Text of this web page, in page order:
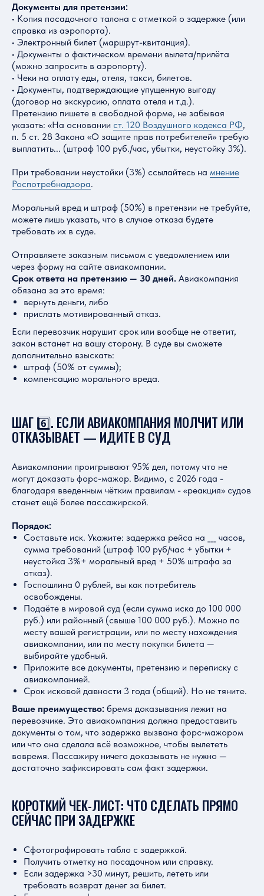
Документы для претензии:
• Копия посадочного талона с отметкой о задержке (или
справка из аэропорта).
• Электронный билет (маршрут-квитанция).
• Документы о фактическом времени вылета/прилёта
(можно запросить в аэропорту).
• Чеки на оплату еды, отеля, такси, билетов.
• Документы, подтверждающие упущенную выгоду
(договор на экскурсию, оплата отеля и т.д.).
Претензию пишете в свободной форме, не забывая
указать: «На основании ст. 120 Воздушного кодекса РФ,
п. 5 ст. 28 Закона «О защите прав потребителей» требую
выплатить... (штраф 100 руб./час, убытки, неустойку 3%).
При требовании неустойки (3%) ссылайтесь на мнение
Роспотребнадзора.
Моральный вред и штраф (50%) в претензии не требуйте,
можете лишь указать, что в случае отказа будете
требовать их в суде.
Отправляете заказным письмом с уведомлением или
через форму на сайте авиакомпании.
Срок ответа на претензию — 30 дней. Авиакомпания
обязана за это время:
вернуть деньги, либо
прислать мотивированный отказ.
Если перевозчик нарушит срок или вообще не ответит,
закон встанет на вашу сторону. В суде вы сможете
дополнительно взыскать:
штраф (50% от суммы);
компенсацию морального вреда.
ШАГ 6️⃣. ЕСЛИ АВИАКОМПАНИЯ МОЛЧИТ ИЛИ
ОТКАЗЫВАЕТ — ИДИТЕ В СУД
Авиакомпании проигрывают 95% дел, потому что не
могут доказать форс-мажор. Видимо, с 2026 года -
благодаря введенным чётким правилам - «реакция» судов
станет ещё более пассажирской.
Порядок:
Составьте иск. Укажите: задержка рейса на ___ часов,
сумма требований (штраф 100 руб/час + убытки +
неустойка 3%+ моральный вред + 50% штрафа за
отказ).
Госпошлина 0 рублей, вы как потребитель
освобождены.
Подаёте в мировой суд (если сумма иска до 100 000
руб.) или районный (свыше 100 000 руб.). Можно по
месту вашей регистрации, или по месту нахождения
авиакомпании, или по месту покупки билета —
выбирайте удобный.
Приложите все документы, претензию и переписку с
авиакомпанией.
Срок исковой давности 3 года (общий). Но не тяните.
Ваше преимущество: бремя доказывания лежит на
перевозчике. Это авиакомпания должна предоставить
документы о том, что задержка вызвана форс‑мажором
или что она сделала всё возможное, чтобы вылететь
вовремя. Пассажиру ничего доказывать не нужно —
достаточно зафиксировать сам факт задержки.
КОРОТКИЙ ЧЕК-ЛИСТ: ЧТО СДЕЛАТЬ ПРЯМО
СЕЙЧАС ПРИ ЗАДЕРЖКЕ
Сфотографировать табло с задержкой.
Получить отметку на посадочном или справку.
Если задержка >30 минут, решить, лететь или
требовать возврат денег за билет.